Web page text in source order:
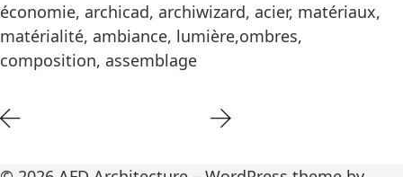
économie, archicad, archiwizard, acier, matériaux,
matérialité, ambiance, lumière,ombres,
composition, assemblage